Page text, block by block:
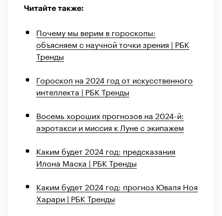
Читайте также:
Почему мы верим в гороскопы:
объясняем с научной точки зрения | РБК
Тренды
Гороскоп на 2024 год от искусственного
интеллекта | РБК Тренды
Восемь хороших прогнозов на 2024-й:
аэротакси и миссия к Луне с экипажем
Каким будет 2024 год: предсказания
Илона Маска | РБК Тренды
Каким будет 2024 год: прогноз Юваля Ноя
Харари | РБК Тренды